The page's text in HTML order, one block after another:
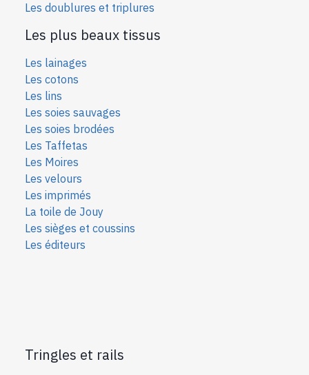
Les doublures et triplures
Les plus beaux tissus
Les lainages
Les cotons
Les lins
Les soies sauvages
Les soies brodées
Les Taffetas
Les Moires
Les velours
Les imprimés
La toile de Jouy
Les sièges et coussins
Les éditeurs
Tringles et rails